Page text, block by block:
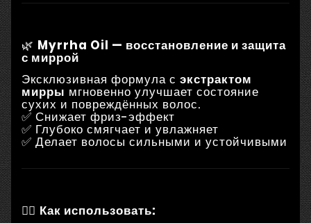
🌿 Myrrha Oil — восстановление и защита
с миррой
Эксклюзивная формула с экстрактом
мирры мгновенно улучшает состояние
сухих и повреждённых волос.
✅ Снижает фриз-эффект
✅ Глубоко смягчает и увлажняет
✅ Делает волосы сильными и устойчивыми
💇‍♀️ Как использовать: